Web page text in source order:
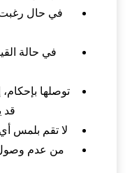
في حال رغبت
في حالة
توصلها
قد
لا تقم بلمس
من عدم وصول